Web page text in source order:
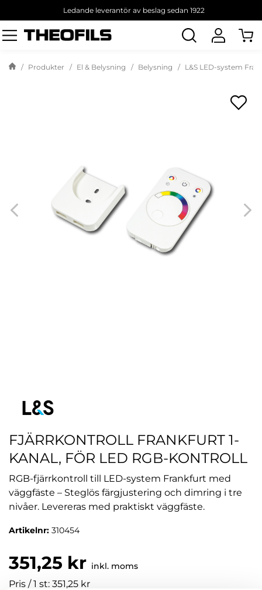
Ledande leverantör av beslag sedan 1922
Sök
produkt
Produkter El & Belysning Belysning L&S LED-system
FJÄRRKONTROLL FRANKFURT 1-
KANAL, FÖR LED RGB-KONTROLL
RGB-fjärrkontroll till LED-system Frankfurt med
väggfäste – Steglös färgjustering och dimring i tre
nivåer. Levereras med praktiskt väggfäste.
Artikelnr: 310454
351,25 kr inkl. moms
Pris / 1 st: 351,25 kr